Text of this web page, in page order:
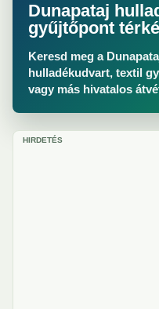
Dunapataj
gyűjtőpont
Keresd meg a
hulladékudvart, textil
vagy más hivatalos
HIRDETÉS